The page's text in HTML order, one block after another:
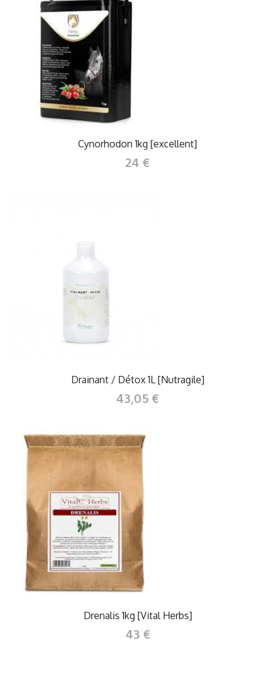
Cynorhodon 1kg [excellent]
24 €
Drainant / Détox 1L [Nutragile]
43,05 €
Drenalis 1kg [Vital Herbs]
43 €